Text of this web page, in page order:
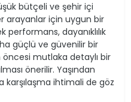
bütçeli ve şehir içi
arayanlar için uygun bir
performans, dayanıklılık
güçlü ve güvenilir bir
mutlaka detaylı bir
önerilir. Yaşından
karşılaşma ihtimali de göz